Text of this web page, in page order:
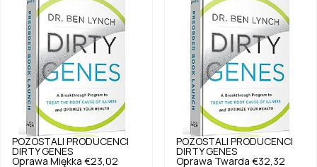
POZOSTALI PRODUCENCI
DIRTY GENES
Oprawa Miękka €23,02
POZOSTALI PRODUCENCI
DIRTY GENES
Oprawa Twarda €32,32